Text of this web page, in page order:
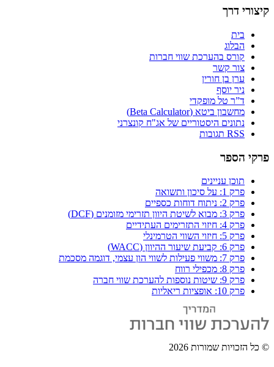
קיצורי דרך
בית
הבלוג
קורס בהערכת שווי חברות
צור קשר
ערן בן חורין
ניר יוסף
ד”ר טל מופקדי
מחשבון ביטא (Beta Calculator)
נתונים היסטוריים של אג"ח קונצרני
RSS תגובות
פרקי הספר
תוכן עניינים
פרק 1: על סיכון ותשואה
פרק 2: ניתוח דוחות כספיים
פרק 3: מבוא לשיטת היוון תזרימי מזומנים (DCF)
פרק 4: חיזוי התזרימים העתידיים
פרק 5: חיזוי השווי הטרמינלי
פרק 6: קביעת שיעור ההיוון (WACC)
פרק 7: משווי פעילות לשווי הון עצמי, דוגמה מסכמת
פרק 8: מכפילי רווח
פרק 9: שיטות נוספות להערכת שווי חברה
פרק 10: אופציות ריאליות
© כל הזכויות שמורות 2026